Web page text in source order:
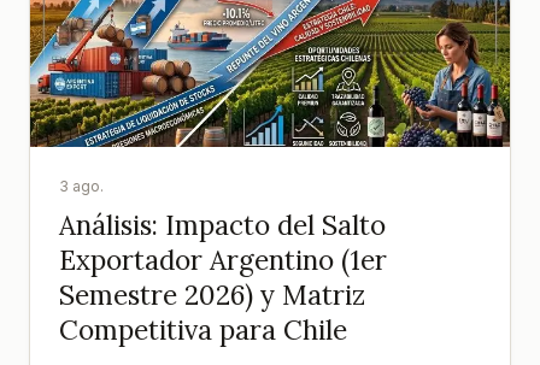
3 ago.
Análisis: Impacto del Salto
Exportador Argentino (1er
Semestre 2026) y Matriz
Competitiva para Chile